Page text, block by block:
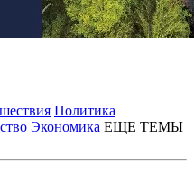
Политика
Экономика ЕЩЕ ТЕМЫ